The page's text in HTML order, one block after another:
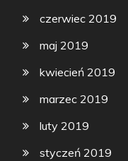
czerwiec 2019
maj 2019
kwiecień 2019
marzec 2019
luty 2019
styczeń 2019